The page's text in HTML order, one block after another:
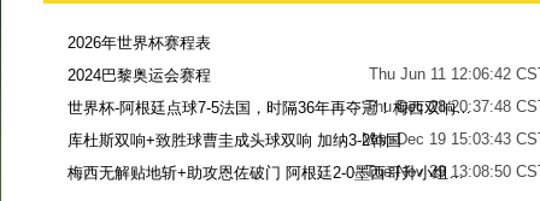
2026年世界杯赛程表
Thu Jun 11 12:06:42
2024巴黎奥运会赛程
Thu Dec 28 20:37:48
世界杯-阿根廷点球7-5法国，时隔36年再夺冠！梅西双响姆巴佩戴帽
Mon Dec 19 15:03:43
库杜斯双响+致胜球曹圭成头球双响 加纳3-2韩国
Tue Nov 29 13:08:50
梅西无解贴地斩+助攻恩佐破门 阿根廷2-0墨西哥升小组第二